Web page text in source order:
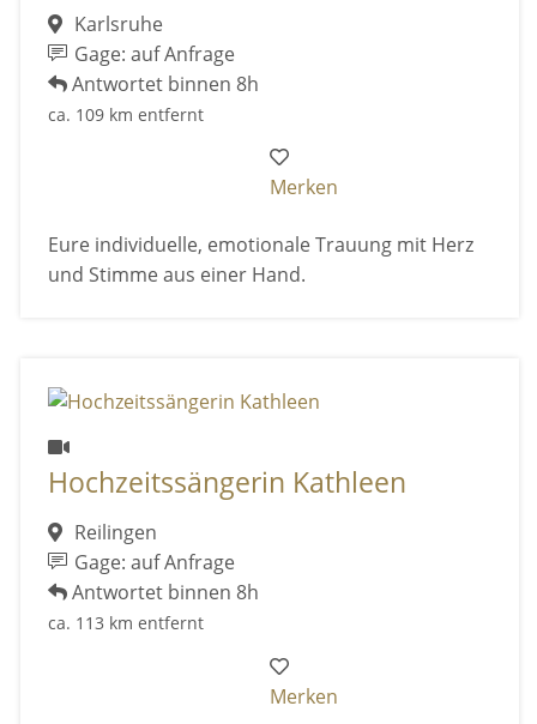
Karlsruhe
Gage: auf Anfrage
Antwortet binnen 8h
ca. 109 km entfernt
Merken
Eure individuelle, emotionale Trauung mit Herz
und Stimme aus einer Hand.
Hochzeitssängerin Kathleen
Reilingen
Gage: auf Anfrage
Antwortet binnen 8h
ca. 113 km entfernt
Merken